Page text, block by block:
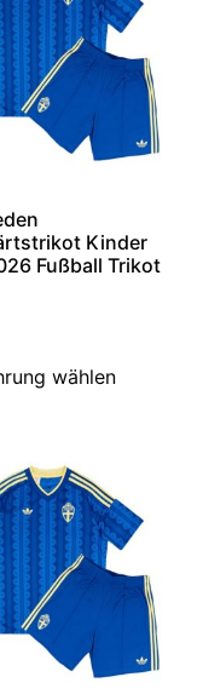
Kinder
Fußball Trikot
wählen